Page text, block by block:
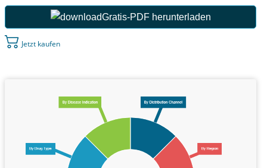
Gratis-PDF herunterladen
Jetzt kaufen